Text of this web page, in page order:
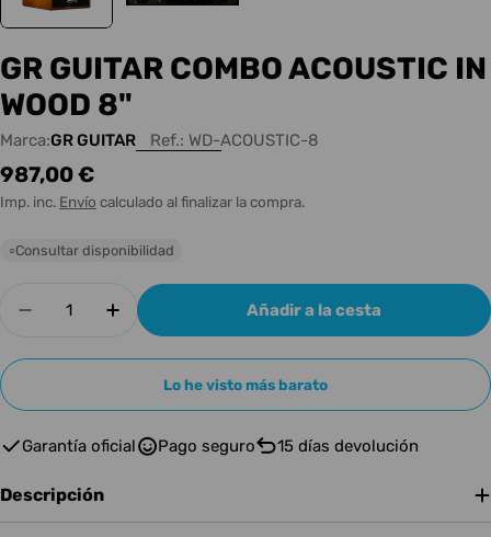
GR GUITAR COMBO ACOUSTIC IN
WOOD 8"
Marca:GR GUITAR Ref.: WD-ACOUSTIC-8
Precio
habitual
987,00 €
Imp. inc. Envío calculado al finalizar la compra.
○Consultar disponibilidad
Disminuir cantidad para GR GUITAR COMBO
Aumentar cantidad para GR GUITAR
Añadir a la cesta
Lo he visto más barato
Garantía oficial Pago seguro 15 días devolución
Descripción